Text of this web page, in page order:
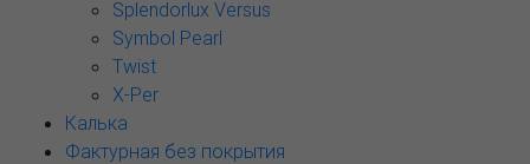
Splendorlux Versus
Symbol Pearl
Twist
X-Per
Калька
Фактурная без покрытия